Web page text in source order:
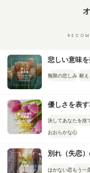
悲しい意味
無限の悲しみ 耐え
優しさを表
決してあなたを捨
おおらかな心
別れ（失恋
はかない恋もう一